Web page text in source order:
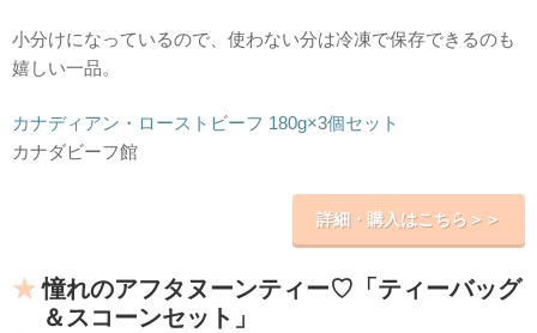
小分けになっているので、使わない分は冷凍で保存できるのも
嬉しい一品。
カナディアン・ローストビーフ 180g×3個セット
カナダビーフ館
詳細・購入はこちら＞＞
憧れのアフタヌーンティー♡「ティーバッグ
＆スコーンセット」